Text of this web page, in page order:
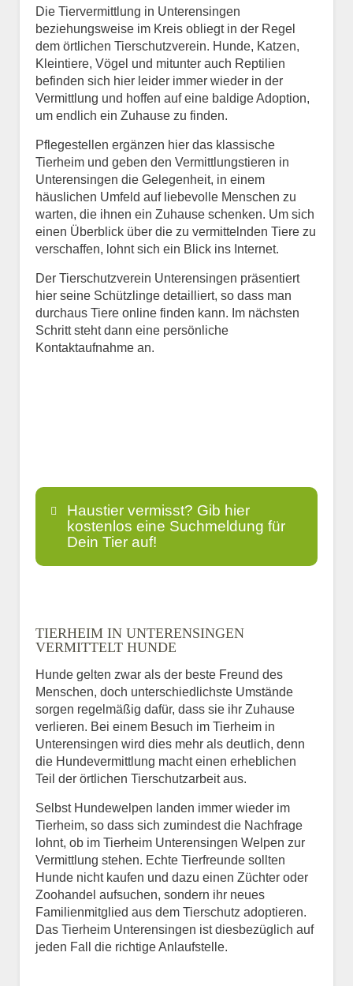
Die Tiervermittlung in Unterensingen
beziehungsweise im Kreis obliegt in der Regel
dem örtlichen Tierschutzverein. Hunde, Katzen,
Kleintiere, Vögel und mitunter auch Reptilien
befinden sich hier leider immer wieder in der
Vermittlung und hoffen auf eine baldige Adoption,
um endlich ein Zuhause zu finden.
Pflegestellen ergänzen hier das klassische
Tierheim und geben den Vermittlungstieren in
Unterensingen die Gelegenheit, in einem
häuslichen Umfeld auf liebevolle Menschen zu
warten, die ihnen ein Zuhause schenken. Um sich
einen Überblick über die zu vermittelnden Tiere zu
verschaffen, lohnt sich ein Blick ins Internet.
Der Tierschutzverein Unterensingen präsentiert
hier seine Schützlinge detailliert, so dass man
durchaus Tiere online finden kann. Im nächsten
Schritt steht dann eine persönliche
Kontaktaufnahme an.
Haustier vermisst? Gib hier
kostenlos eine Suchmeldung für
Dein Tier auf!
E-Mail*
Informationen über das
Tier.
Art des Tiers*
TIERHEIM IN UNTERENSINGEN
VERMITTELT HUNDE
Hunde gelten zwar als der beste Freund des
Menschen, doch unterschiedlichste Umstände
sorgen regelmäßig dafür, dass sie ihr Zuhause
verlieren. Bei einem Besuch im Tierheim in
Unterensingen wird dies mehr als deutlich, denn
die Hundevermittlung macht einen erheblichen
Teil der örtlichen Tierschutzarbeit aus.
Selbst Hundewelpen landen immer wieder im
Tierheim, so dass sich zumindest die Nachfrage
lohnt, ob im Tierheim Unterensingen Welpen zur
Vermittlung stehen. Echte Tierfreunde sollten
Hunde nicht kaufen und dazu einen Züchter oder
Zoohandel aufsuchen, sondern ihr neues
Familienmitglied aus dem Tierschutz adoptieren.
Das Tierheim Unterensingen ist diesbezüglich auf
jeden Fall die richtige Anlaufstelle.